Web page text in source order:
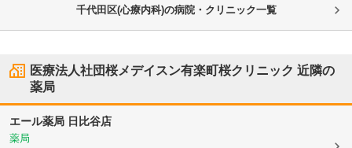
千代田区(心療内科)の病院・クリニック一覧
医療法人社団桜メデイスン有楽町桜クリニック 近隣の
薬局
エール薬局 日比谷店
薬局